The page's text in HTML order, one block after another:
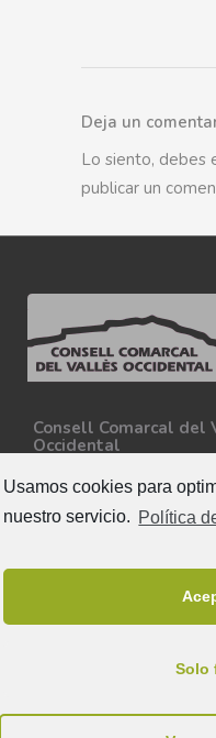
Usamos cookies para
nuestro servicio. Política
Solo
Deja un
Lo siento, debes
publicar un
Consell Comarcal del
Occidental
08227 - Terrassa
Tel. 93 727 35 34